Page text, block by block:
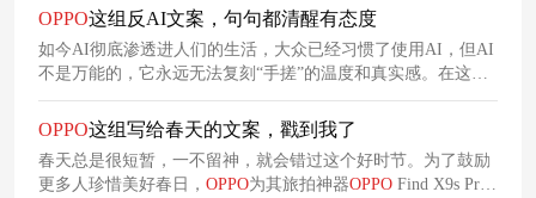
纱。同时，该文案的配图是一个女性在演艺场馆前举起灯牌的
OPPO这组反AI文案，句句都清醒有态度
如今AI彻底渗透进人们的生活，大众已经习惯了使用AI，但AI
不是万能的，它永远无法复刻“手搓”的温度和真实感。在这个
背景下，OPPO呈现了一组反AI广告，鼓励所有人拿起OPPO
Find X9 Ultra，手动记录生活中的闪光时刻。
OPPO这组写给春天的文案，戳到我了
春天总是很短暂，一不留神，就会错过这个好时节。为了鼓励
更多人珍惜美好春日， OPPO为其旅拍神器OPPO Find X9s Pro